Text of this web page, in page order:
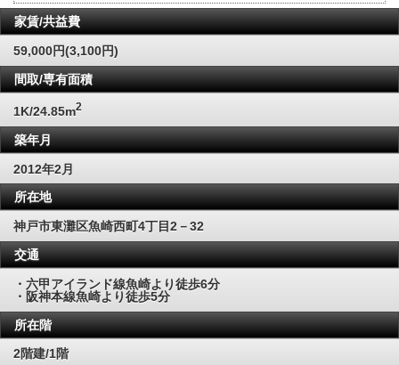
家賃/共益費
59,000円(3,100円)
間取/専有面積
1K/24.85m2
築年月
2012年2月
所在地
神戸市東灘区魚崎西町4丁目2－32
交通
・六甲アイランド線魚崎より徒歩6分
・阪神本線魚崎より徒歩5分
所在階
2階建/1階